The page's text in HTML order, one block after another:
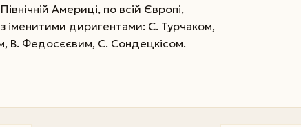
Америці, по всій Європі,
з іменитими диригентами: С. Турчаком,
В. Федосєєвим, С. Сондецкісом.